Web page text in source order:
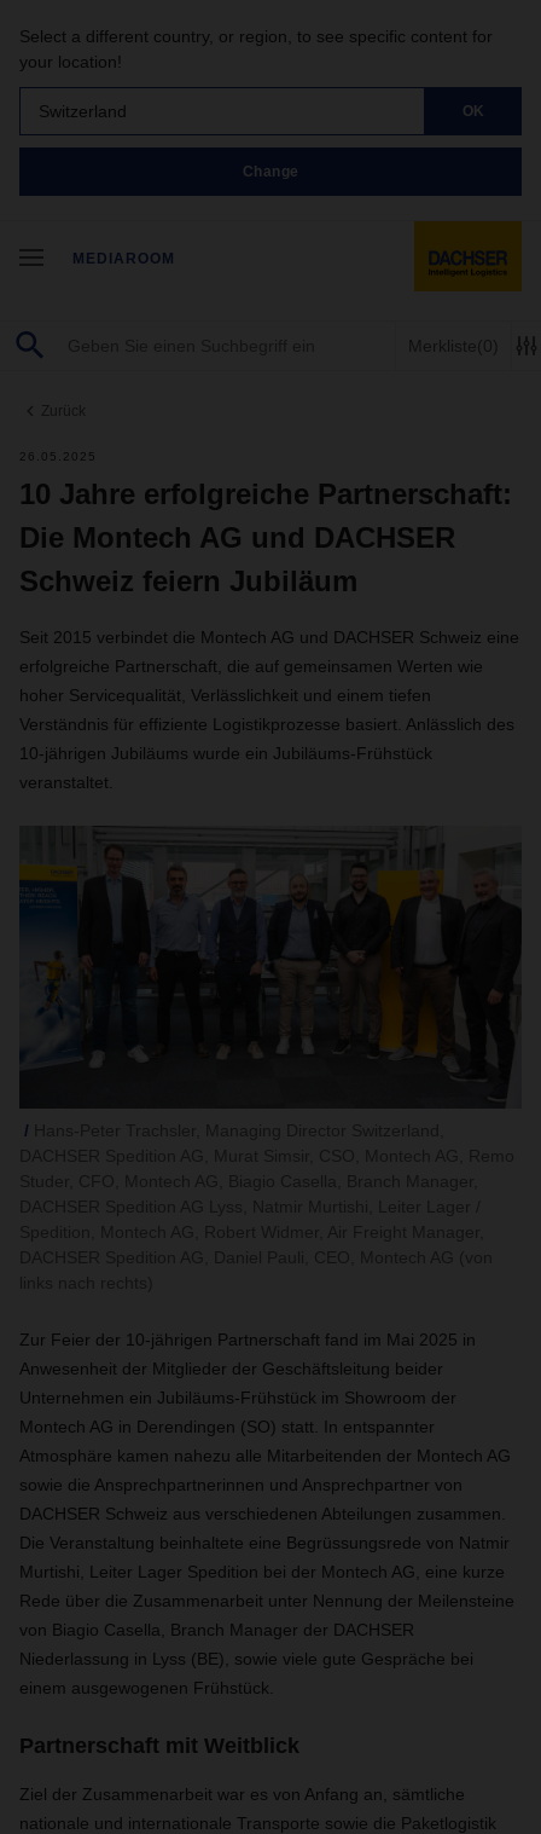
Select a different country, or region, to see specific content for
your location!
Switzerland OK
Change
MEDIAROOM
Merkliste(0)
Zurück
26.05.2025
10 Jahre erfolgreiche Partnerschaft:
Die Montech AG und DACHSER
Schweiz feiern Jubiläum
Seit 2015 verbindet die Montech AG und DACHSER Schweiz eine
erfolgreiche Partnerschaft, die auf gemeinsamen Werten wie
hoher Servicequalität, Verlässlichkeit und einem tiefen
Verständnis für effiziente Logistikprozesse basiert. Anlässlich des
10-jährigen Jubiläums wurde ein Jubiläums-Frühstück
veranstaltet.
Zur Feier der 10-jährigen Partnerschaft fand im Mai 2025 in
Anwesenheit der Mitglieder der Geschäftsleitung beider
Unternehmen ein Jubiläums-Frühstück im Showroom der
Montech AG in Derendingen (SO) statt. In entspannter
Atmosphäre kamen nahezu alle Mitarbeitenden der Montech AG
sowie die Ansprechpartnerinnen und Ansprechpartner von
DACHSER Schweiz aus verschiedenen Abteilungen zusammen.
Die Veranstaltung beinhaltete eine Begrüssungsrede von Natmir
Murtishi, Leiter Lager Spedition bei der Montech AG, eine kurze
Rede über die Zusammenarbeit unter Nennung der Meilensteine
von Biagio Casella, Branch Manager der DACHSER
Niederlassung in Lyss (BE), sowie viele gute Gespräche bei
einem ausgewogenen Frühstück.
Partnerschaft mit Weitblick
Ziel der Zusammenarbeit war es von Anfang an, sämtliche
nationale und internationale Transporte sowie die Paketlogistik